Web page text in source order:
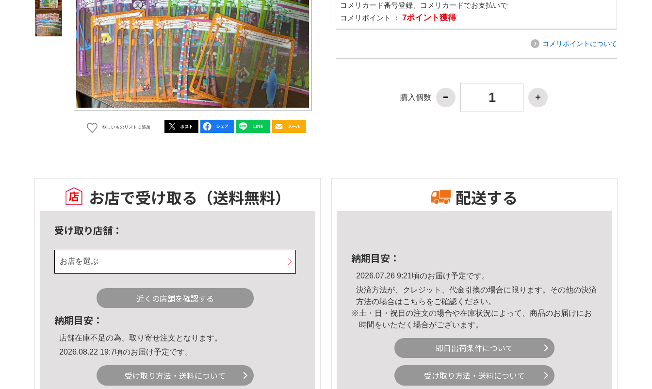
欲しいものリストに追加
コメリカード番号登録、コメリカードでお支払いで
コメリポイント ： 7ポイント獲得
コメリポイントについて
購入個数
お店で受け取る （送料無料）
受け取り店舗：
お店を選ぶ
近くの店舗を確認する
納期目安：
店舗在庫不足の為、取り寄せ注文となります。
2026.08.22 19:7頃のお届け予定です。
受け取り方法・送料について
配送する
納期目安：
2026.07.26 9:21頃のお届け予定です。
決済方法が、クレジット、代金引換の場合に限ります。その他の決済
方法の場合はこちら をご確認ください。
※土・日・祝日の注文の場合や在庫状況によって、商品のお届けにお
時間をいただく場合がございます。
即日出荷条件について
受け取り方法・送料について